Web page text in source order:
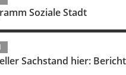
Soziale Stadt
Sachstand hier: